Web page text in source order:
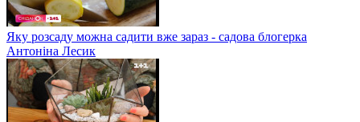
Яку розсаду можна садити вже зараз - садова блогерка
Антоніна Лесик